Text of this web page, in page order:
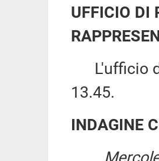
UFFICIO DI
L'ufficio di
13.45.
INDAGINE